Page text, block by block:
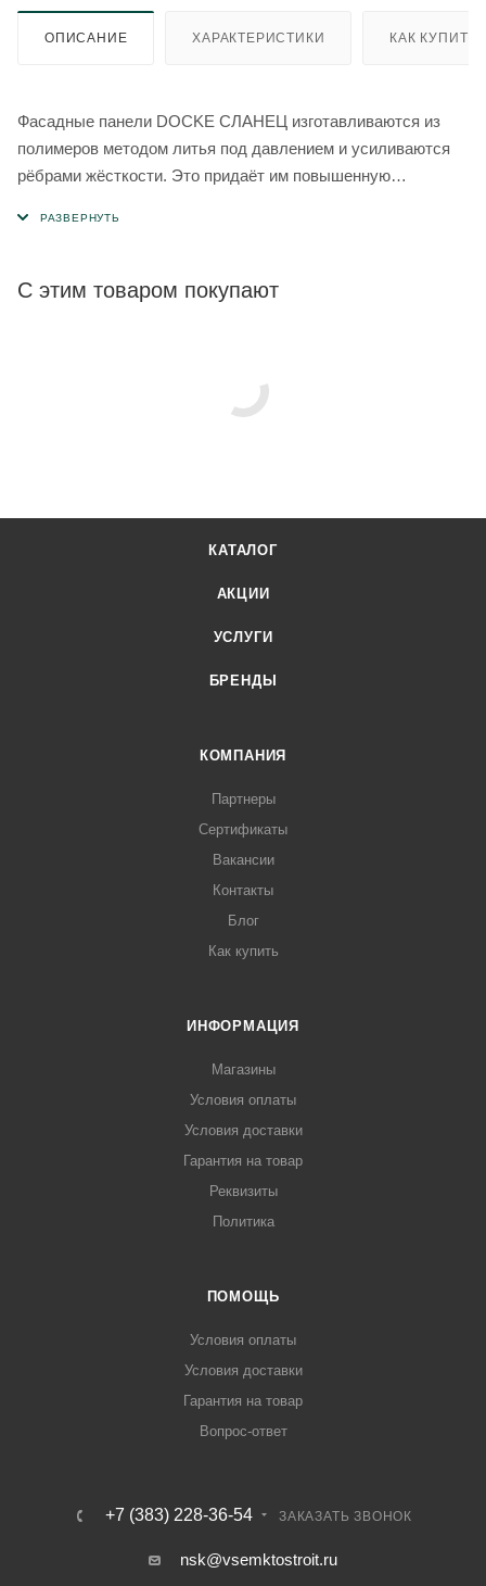
ОПИСАНИЕ ХАРАКТЕРИСТИКИ КАК КУПИТЬ
Фасадные панели DOCKE СЛАНЕЦ изготавливаются из
полимеров методом литья под давлением и усиливаются
рёбрами жёсткости. Это придаёт им повышенную
С этим товаром покупают
КАТАЛОГ
АКЦИИ
УСЛУГИ
БРЕНДЫ
КОМПАНИЯ
Партнеры
Сертификаты
Вакансии
Контакты
Блог
Как купить
ИНФОРМАЦИЯ
Магазины
Условия оплаты
Условия доставки
Гарантия на товар
Реквизиты
Политика
ПОМОЩЬ
Условия оплаты
Условия доставки
Гарантия на товар
Вопрос-ответ
+7 (383) 228-36-54 ЗАКАЗАТЬ ЗВОНОК
nsk@vsemktostroit.ru